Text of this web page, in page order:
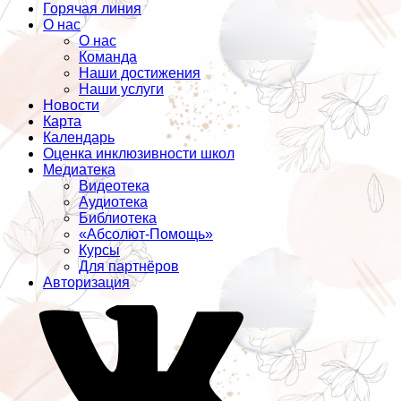
Горячая линия
О нас
О нас
Команда
Наши достижения
Наши услуги
Новости
Карта
Календарь
Оценка инклюзивности школ
Медиатека
Видеотека
Аудиотека
Библиотека
«Абсолют-Помощь»
Курсы
Для партнёров
Авторизация